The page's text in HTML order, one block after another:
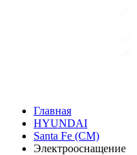
Главная
HYUNDAI
Santa Fe (CM)
Электрооснащение